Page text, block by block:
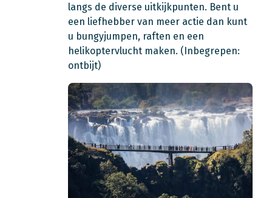
langs de diverse uitkijkpunten. Bent u
een liefhebber van meer actie dan kunt
u bungyjumpen, raften en een
helikoptervlucht maken. (Inbegrepen:
ontbijt)